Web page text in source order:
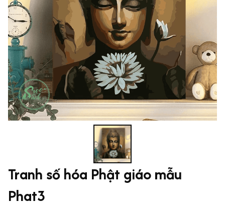
Tranh số hóa Phật giáo mẫu
Phat3